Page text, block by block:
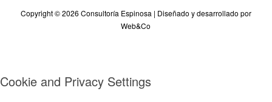
Copyright © 2026 Consultoría Espinosa | Diseñado y desarrollado por
Web&Co
Cookie and Privacy Settings